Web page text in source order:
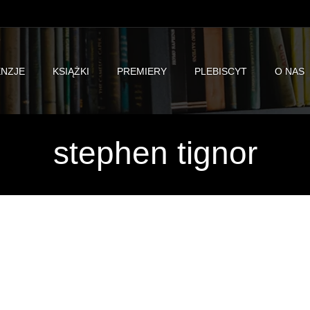
KSIĄŻKI PREMIERY PLEBISCYT O NAS
stephen tignor